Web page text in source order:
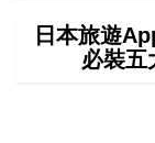
日本旅遊
必裝五